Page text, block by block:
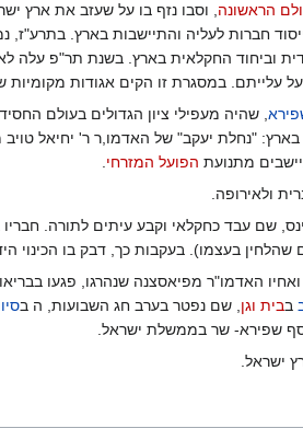
הראשונה, וסבו נזף בו על שעזב את ארץ
חברות לעליה והתיישבות בארץ. בתרע"ז,
וביחוד החקלאית בארץ. בשנת תר"פ עלה
עלייתם. במסגרת זו הקים אגודות מקומיות
, שהיה מעפילי ציון הגדולים בעולם
"נחלת יעקב" של האדמו,ר ר' יחיאל טויב
מתנועת הפועל המזרחי.
ולאירופה.
שם עבד כחקלאי וקבע עיתים לתורה.
שהלחין בעצמו). בעקבות כך, דבק בו הכינוי
האדמו"ר מפיאסצנה שנהרגו, פגעו
בבית וגן, שם נפטר בערב חג השבועות, ה ב
שפירא- שר בממשלת ישראל.
ישראל.